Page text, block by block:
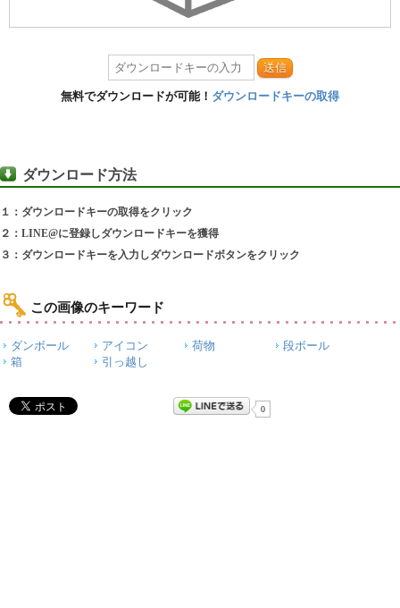
送信
無料でダウンロードが可能！ ダウンロードキーの取得
ダウンロード方法
１：ダウンロードキーの取得をクリック
２：LINE@に登録しダウンロードキーを獲得
３：ダウンロードキーを入力しダウンロードボタンをクリック
この画像のキーワード
ダンボール アイコン 荷物
段ボール
箱
引っ越し
0